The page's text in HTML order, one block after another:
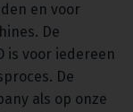
en voor
De
is voor iedereen
De
als op onze